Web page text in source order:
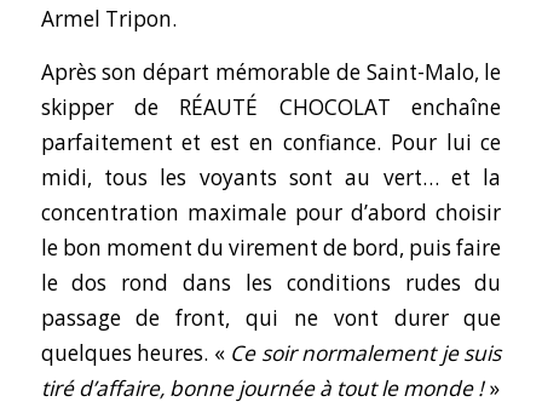
Armel Tripon.
Après son départ mémorable de Saint-Malo, le
skipper de RÉAUTÉ CHOCOLAT enchaîne
parfaitement et est en confiance. Pour lui ce
midi, tous les voyants sont au vert… et la
concentration maximale pour d’abord choisir
le bon moment du virement de bord, puis faire
le dos rond dans les conditions rudes du
passage de front, qui ne vont durer que
quelques heures. « Ce soir normalement je suis
tiré d’affaire, bonne journée à tout le monde !»